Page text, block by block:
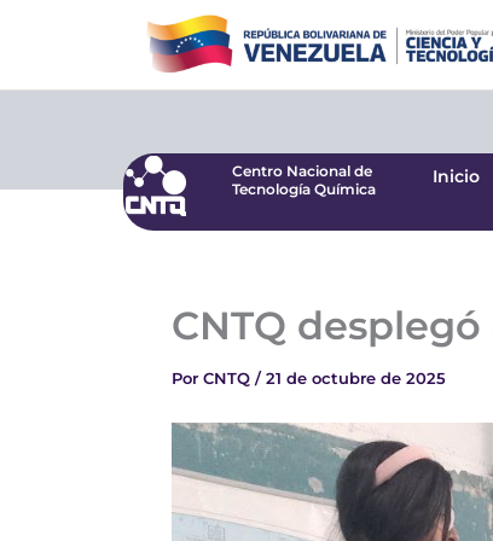
Tecnología Química
Centro Nacional de
Tecnología Química
Inicio
CNTQ
Por CNTQ /21 de octubre de 2025